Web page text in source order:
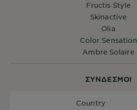
ΣYΝΔΕΣΜΟΙ
Country
Fructis Style
Skinactive
Olia
Color Sensation
Ambre Solaire